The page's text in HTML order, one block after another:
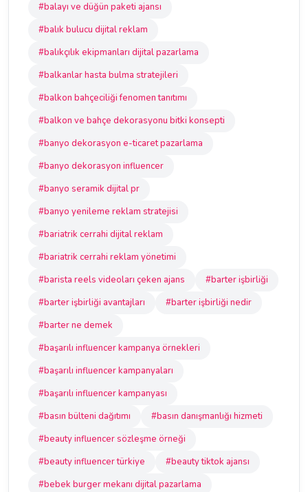
#balayı ve düğün paketi ajansı
#balık bulucu dijital reklam
#balıkçılık ekipmanları dijital pazarlama
#balkanlar hasta bulma stratejileri
#balkon bahçeciliği fenomen tanıtımı
#balkon ve bahçe dekorasyonu bitki konsepti
#banyo dekorasyon e-ticaret pazarlama
#banyo dekorasyon influencer
#banyo seramik dijital pr
#banyo yenileme reklam stratejisi
#bariatrik cerrahi dijital reklam
#bariatrik cerrahi reklam yönetimi
#barista reels videoları çeken ajans
#barter işbirliği
#barter işbirliği avantajları
#barter işbirliği nedir
#barter ne demek
#başarılı influencer kampanya örnekleri
#başarılı influencer kampanyaları
#başarılı influencer kampanyası
#basın bülteni dağıtımı
#basın danışmanlığı hizmeti
#beauty influencer sözleşme örneği
#beauty influencer türkiye
#beauty tiktok ajansı
#bebek burger mekanı dijital pazarlama